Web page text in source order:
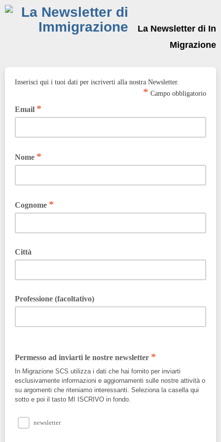
La Newsletter di In
Migrazione
Inserisci qui i tuoi dati per iscriverti alla nostra Newsletter.
* Campo obbligatorio
Email *
Nome *
Cognome *
Città
Professione (facoltativo)
Permesso ad inviarti le nostre newsletter *
In Migrazione SCS utilizza i dati che hai fornito per inviarti
esclusivamente informazioni e aggiornamenti sulle nostre attività o
su argomenti che riteniamo interessanti. Seleziona la casella qui
sotto e poi il tasto MI ISCRIVO in fondo.
newsletter